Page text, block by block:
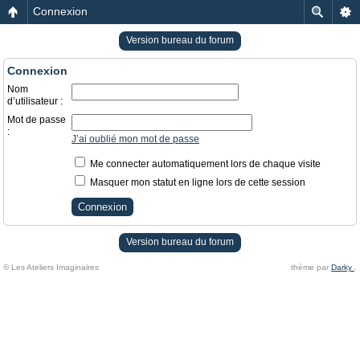
Connexion
Version bureau du forum
Connexion
Nom
d’utilisateur :
Mot de passe
:
J’ai oublié mon mot de passe
Me connecter automatiquement lors de chaque visite
Masquer mon statut en ligne lors de cette session
Version bureau du forum
© Les Ateliers Imaginaires thème par Darky